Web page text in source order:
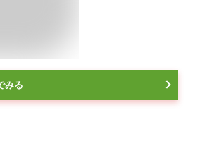
みる